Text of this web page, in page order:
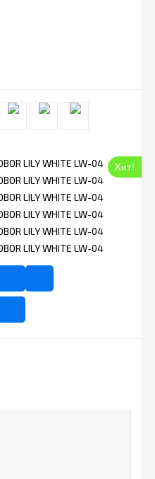
Хит!